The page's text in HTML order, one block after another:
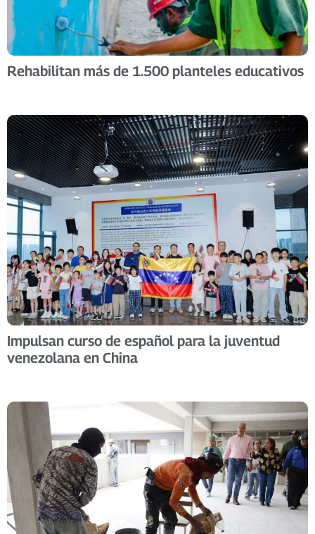
Rehabilitan más de 1.500 planteles educativos
Impulsan curso de español para la juventud
venezolana en China